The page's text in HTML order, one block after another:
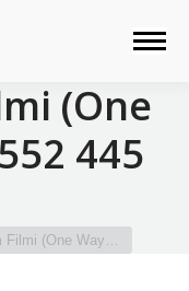
(One
445
Filmi (One Way…